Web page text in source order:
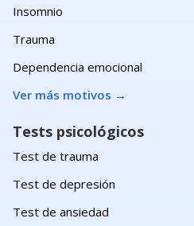
Insomnio
Trauma
Dependencia emocional
Ver más motivos →
Tests psicológicos
Test de trauma
Test de depresión
Test de ansiedad